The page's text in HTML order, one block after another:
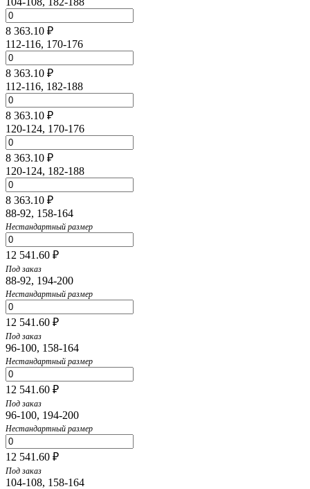
8 363.10 ₽
112-116, 170-176
8 363.10 ₽
112-116, 182-188
8 363.10 ₽
120-124, 170-176
8 363.10 ₽
120-124, 182-188
8 363.10 ₽
88-92, 158-164
Нестандартный размер
12 541.60 ₽
Под заказ
88-92, 194-200
Нестандартный размер
12 541.60 ₽
Под заказ
96-100, 158-164
Нестандартный размер
12 541.60 ₽
Под заказ
96-100, 194-200
Нестандартный размер
12 541.60 ₽
Под заказ
104-108, 158-164